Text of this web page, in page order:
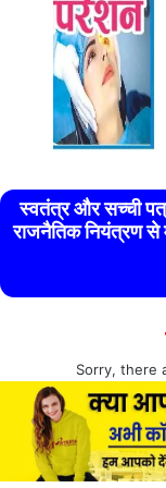
स्वतंत्र और सच्ची
राजनैतिक नियंत्रण
Sorry, there